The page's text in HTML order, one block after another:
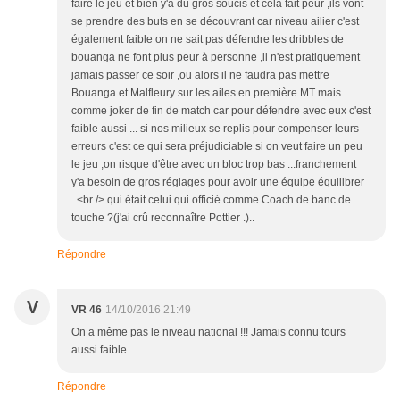
faire le jeu et bien y'a du gros soucis et cela fait peur ,ils vont
se prendre des buts en se découvrant car niveau ailier c'est
également faible on ne sait pas défendre les dribbles de
bouanga ne font plus peur à personne ,il n'est pratiquement
jamais passer ce soir ,ou alors il ne faudra pas mettre
Bouanga et Malfleury sur les ailes en première MT mais
comme joker de fin de match car pour défendre avec eux c'est
faible aussi ... si nos milieux se replis pour compenser leurs
erreurs c'est ce qui sera préjudiciable si on veut faire un peu
le jeu ,on risque d'être avec un bloc trop bas ...franchement
y'a besoin de gros réglages pour avoir une équipe équilibrer
..<br /> qui était celui qui officié comme Coach de banc de
touche ?(j'ai crû reconnaître Pottier .)..
Répondre
V VR 46 14/10/2016 21:49
On a même pas le niveau national !!! Jamais connu tours
aussi faible
Répondre